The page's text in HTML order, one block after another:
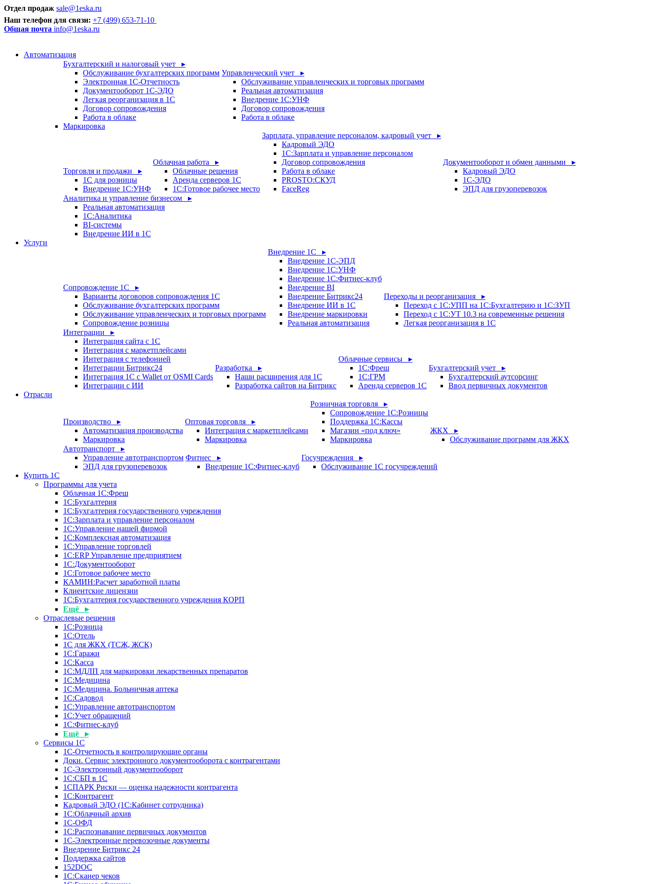
Отдел продаж sale@1eska.ru
Наш телефон для связи: +7 (499) 653-71-10
Общая почта info@1eska.ru
Автоматизация
Бухгалтерский и налоговый учет ▸
Обслуживание бухгалтерских программ
Электронная 1С-Отчетность
Документооборот 1С-ЭДО
Легкая реорганизация в 1С
Договор сопровождения
Работа в облаке
Управленческий учет ▸
Обслуживание управленческих и торговых программ
Реальная автоматизация
Внедрение 1С:УНФ
Договор сопровождения
Работа в облаке
Маркировка
Торговля и продажи ▸
1С для розницы
Внедрение 1С:УНФ
Облачная работа ▸
Облачные решения
Аренда серверов 1С
1C:Готовое рабочее место
Зарплата, управление персоналом, кадровый учет ▸
Кадровый ЭДО
1С:Зарплата и управление персоналом
Договор сопровождения
Работа в облаке
PROSTO:СКУД
FaceReg
Документооборот и обмен данными ▸
Кадровый ЭДО
1С-ЭДО
ЭПД для грузоперевозок
Аналитика и управление бизнесом ▸
Реальная автоматизация
1С:Аналитика
BI-системы
Внедрение ИИ в 1С
Услуги
Сопровождение 1С ▸
Варианты договоров сопровождения 1С
Обслуживание бухгалтерских программ
Обслуживание управленческих и торговых программ
Сопровождение розницы
Внедрение 1С ▸
Внедрение 1С-ЭПД
Внедрение 1С:УНФ
Внедрение 1С:Фитнес-клуб
Внедрение BI
Внедрение Битрикс24
Внедрение ИИ в 1С
Внедрение маркировки
Реальная автоматизация
Переходы и реорганизация ▸
Переход с 1С:УПП на 1С:Бухгалтерию и 1С:ЗУП
Переход с 1С:УТ 10.3 на современные решения
Легкая реорганизация в 1С
Интеграции ▸
Интеграция сайта с 1С
Интеграция с маркетплейсами
Интеграция с телефонией
Интеграции Битрикс24
Интеграция 1С с Wallet от OSMI Cards
Интеграции с ИИ
Разработка ▸
Наши расширения для 1С
Разработка сайтов на Битрикс
Облачные сервисы ▸
1С:Фреш
1С:ГРМ
Аренда серверов 1С
Бухгалтерский учет ▸
Бухгалтерский аутсорсинг
Ввод первичных документов
Отрасли
Производство ▸
Автоматизация производства
Маркировка
Оптовая торговля ▸
Интеграция с маркетплейсами
Маркировка
Розничная торговля ▸
Сопровождение 1С:Розницы
Поддержка 1С:Кассы
Магазин «под ключ»
Маркировка
ЖКХ ▸
Обслуживание программ для ЖКХ
Автотранспорт ▸
Управление автотранспортом
ЭПД для грузоперевозок
Фитнес ▸
Внедрение 1С:Фитнес-клуб
Госучреждения ▸
Обслуживание 1С госучреждений
Купить 1С
Программы для учета
Облачная 1С:Фреш
1С:Бухгалтерия
1С:Бухгалтерия государственного учреждения
1С:Зарплата и управление персоналом
1С:Управление нашей фирмой
1С:Комплексная автоматизация
1С:Управление торговлей
1С:ERP Управление предприятием
1С:Документооборот
1C:Готовое рабочее место
КАМИН:Расчет заработной платы
Клиентские лицензии
1С:Бухгалтерия государственного учреждения КОРП
Ещё ▸
Отраслевые решения
1С:Розница
1С:Отель
1С для ЖКХ (ТСЖ, ЖСК)
1С:Гаражи
1С:Касса
1С:МДЛП для маркировки лекарственных препаратов
1С:Медицина
1С:Медицина. Больничная аптека
1С:Садовод
1С:Управление автотранспортом
1С:Учет обращений
1С:Фитнес-клуб
Ещё ▸
Сервисы 1С
1С-Отчетность в контролирующие органы
Доки. Сервис электронного документооборота с контрагентами
1С-Электронный документооборот
1С:СБП в 1С
1СПАРК Риски — оценка надежности контрагента
1С:Контрагент
Кадровый ЭДО (1С:Кабинет сотрудника)
1С:Облачный архив
1С-ОФД
1С:Распознавание первичных документов
1С-Электронные перевозочные документы
Внедрение Битрикс 24
Поддержка сайтов
152DOC
1С:Сканер чеков